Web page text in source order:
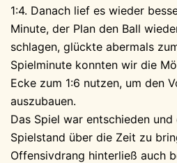
1:4. Danach lief es wieder
Minute, der Plan den Ball
schlagen, glückte abermals
Spielminute konnten wir die
Ecke zum 1:6 nutzen, um den
auszubauen.
Das Spiel war entschieden
Spielstand über die Zeit zu
Offensivdrang hinterließ auch